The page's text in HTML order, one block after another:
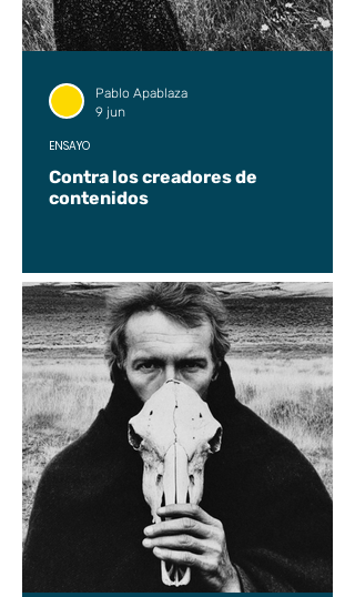
Contra los creadores de
contenidos
ENSAYO
Pablo Apablaza
9 jun